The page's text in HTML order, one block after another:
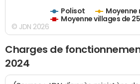
Polisot
Moyenne villages de
© JDN 2026
Charges de
2024